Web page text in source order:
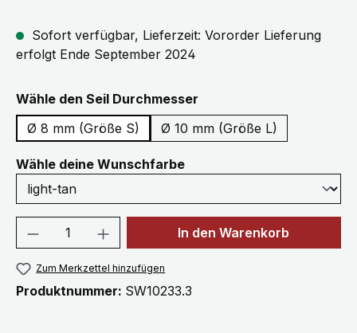
Sofort verfügbar, Lieferzeit: Vororder Lieferung
erfolgt Ende September 2024
Wähle den Seil Durchmesser
Ø 8 mm (Größe S)
Ø 10 mm (Größe L)
Wähle deine Wunschfarbeauswählen
Produkt Anzahl: Gib denIn den Warenkorb
Zum Merkzettel hinzufügen
Produktnummer: SW10233.3